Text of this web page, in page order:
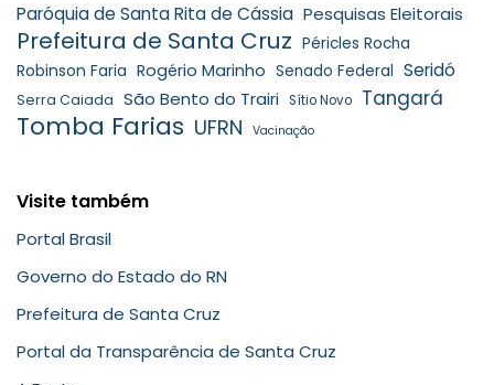
Paróquia de Santa Rita de Cássia Pesquisas Eleitorais
Prefeitura de Santa Cruz Péricles Rocha
Robinson Faria Rogério Marinho Senado Federal Seridó
Serra Caiada São Bento do Trairi Sítio Novo Tangará
Tomba Farias UFRN Vacinação
Visite também
Portal Brasil
Governo do Estado do RN
Prefeitura de Santa Cruz
Portal da Transparência de Santa Cruz